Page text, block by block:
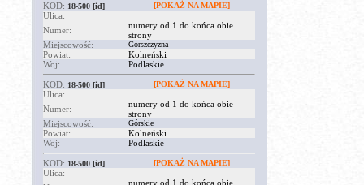
KOD: 18-500 [id] [POKAŻ NA MAPIE]
Ulica:
Numer:
numery od 1 do końca obie
strony
Miejscowość:
Górszczyzna
Powiat:
Kolneński
Woj:
Podlaskie
KOD: 18-500 [id] [POKAŻ NA MAPIE]
Ulica:
Numer:
numery od 1 do końca obie
strony
Miejscowość:
Górskie
Powiat:
Kolneński
Woj:
Podlaskie
KOD: 18-500 [id] [POKAŻ NA MAPIE]
Ulica:
numery od 1 do końca obie